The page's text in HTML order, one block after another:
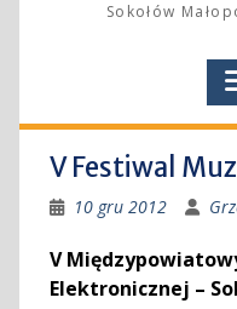
Sokołów
V Festiwal
10 gru 2012
V
Elektronicznej –